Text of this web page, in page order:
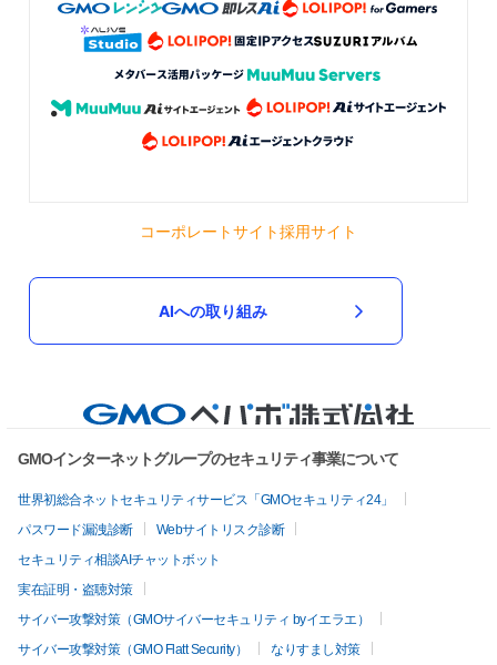
コーポレートサイト採用サイト
AIへの取り組み
GMOインターネットグループのセキュリティ事業について
世界初総合ネットセキュリティサービス「GMOセキュリティ24」
パスワード漏洩診断
Webサイトリスク診断
セキュリティ相談AIチャットボット
実在証明・盗聴対策
サイバー攻撃対策（GMOサイバーセキュリティ byイエラエ）
サイバー攻撃対策（GMO Flatt Security）
なりすまし対策